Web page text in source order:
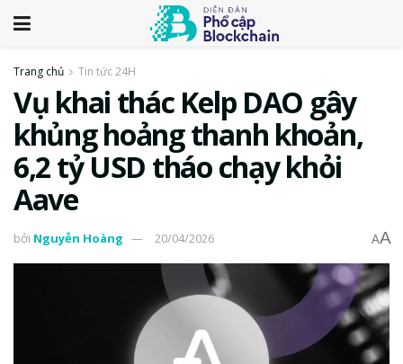
Trang chủ Tin tức 24H
Vụ khai thác Kelp DAO gây
khủng hoảng thanh khoản,
6,2 tỷ USD tháo chạy khỏi
Aave
bởi Nguyễn Hoàng 20/04/2026 AA